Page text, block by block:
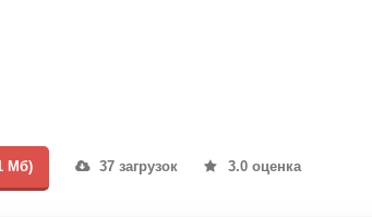
Мб) 37 загрузок 3.0 оценка